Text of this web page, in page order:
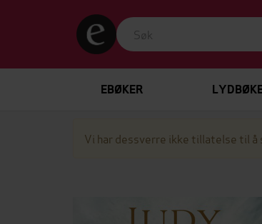
EBØKER
Vi har dessverre ikke tillatelse til å